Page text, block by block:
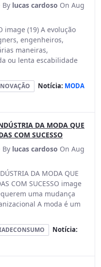
By lucas cardoso On Aug
image (19) A evolução
engenheiros,
maneiras,
ou lenta escabilidade
Notícia: MODA
DA MODA QUE
COM SUCESSO
By lucas cardoso On Aug
DA MODA QUE
COM SUCESSO image
uma mudança
A moda é um
Notícia: